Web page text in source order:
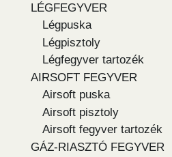
LÉGFEGYVER
Légpuska
Légpisztoly
Légfegyver tartozék
AIRSOFT FEGYVER
Airsoft puska
Airsoft pisztoly
Airsoft fegyver tartozék
GÁZ-RIASZTÓ FEGYVER